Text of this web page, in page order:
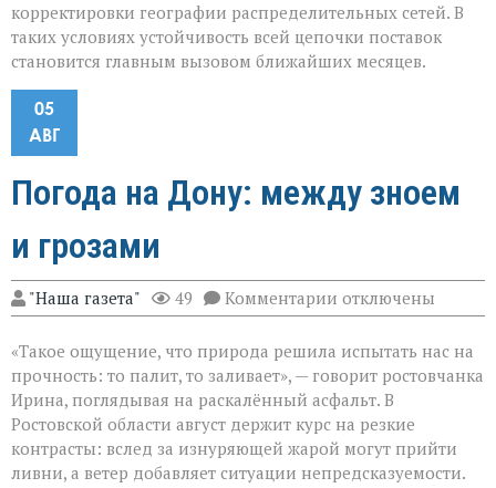
корректировки географии распределительных сетей. В
таких условиях устойчивость всей цепочки поставок
становится главным вызовом ближайших месяцев.
05
АВГ
Погода на Дону: между зноем
и грозами
"Наша газета" 49 Комментарии к
записи
на
Дону:
между
зноем
и
грозами
отключены
«Такое ощущение, что природа решила испытать нас на
прочность: то палит, то заливает», — говорит ростовчанка
Ирина, поглядывая на раскалённый асфальт. В
Ростовской области август держит курс на резкие
контрасты: вслед за изнуряющей жарой могут прийти
ливни, а ветер добавляет ситуации непредсказуемости.